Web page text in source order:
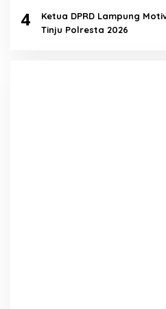
4
Ketua DPRD Lampung
Tinju Polresta 2026